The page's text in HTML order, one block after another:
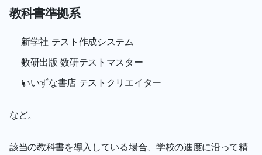
教科書準拠系
新学社 テスト作成システム
数研出版 数研テストマスター
いいずな書店 テストクリエイター
など。
該当の教科書を導入している場合、学校の進度に沿って精